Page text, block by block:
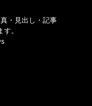
・見出し・記事
。